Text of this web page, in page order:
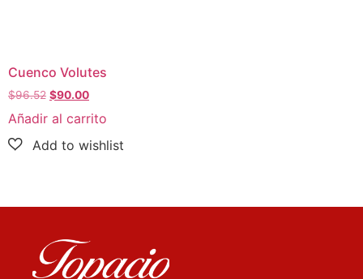
Cuenco Volutes
$96.52 $90.00
Añadir al carrito